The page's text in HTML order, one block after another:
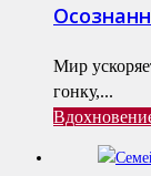
Мир
гонку,...